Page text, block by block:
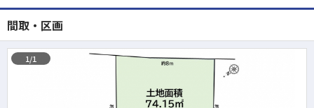
間取・区画
1/1